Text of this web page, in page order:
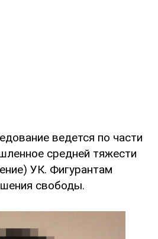
ведется по части
средней тяжести
УК. Фигурантам
свободы.